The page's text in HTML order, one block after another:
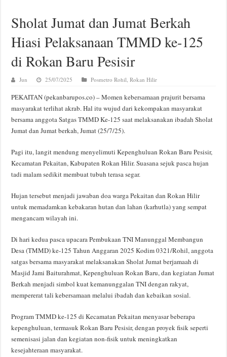
Sholat Jumat dan Jumat Berkah
Hiasi Pelaksanaan TMMD ke-125
di Rokan Baru Pesisir
Jun 25/07/2025 Posmetro Rohil,Rokan Hilir
PEKAITAN (pekanbarupos.co) – Momen kebersamaan prajurit bersama
masyarakat terlihat akrab. Hal itu wujud dari kekompakan masyarakat
bersama anggota Satgas TMMD Ke-125 saat melaksanakan ibadah Sholat
Jumat dan Jumat berkah, Jumat (25/7/25).
Pagi itu, langit mendung menyelimuti Kepenghuluan Rokan Baru Pesisir,
Kecamatan Pekaitan, Kabupaten Rokan Hilir. Suasana sejuk pasca hujan
tadi malam sedikit membuat tubuh terasa segar.
Hujan tersebut menjadi jawaban doa warga Pekaitan dan Rokan Hilir
untuk memadamkan kebakaran hutan dan lahan (karhutla) yang sempat
mengancam wilayah ini.
Di hari kedua pasca upacara Pembukaan TNI Manunggal Membangun
Desa (TMMD) ke-125 Tahun Anggaran 2025 Kodim 0321/Rohil, anggota
satgas bersama masyarakat melaksanakan Sholat Jumat berjamaah di
Masjid Jami Baiturahmat, Kepenghuluan Rokan Baru, dan kegiatan Jumat
Berkah menjadi simbol kuat kemanunggalan TNI dengan rakyat,
mempererat tali kebersamaan melalui ibadah dan kebaikan sosial.
Program TMMD ke-125 di Kecamatan Pekaitan menyasar beberapa
kepenghuluan, termasuk Rokan Baru Pesisir, dengan proyek fisik seperti
semenisasi jalan dan kegiatan non-fisik untuk meningkatkan
kesejahteraan masyarakat.